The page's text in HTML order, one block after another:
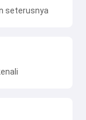
seterusnya